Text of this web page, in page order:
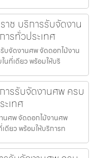
ช บริการรับจัดงาน
รทั่วประเทศ
บจัดงานศพ จัดดอกไม้งาน
นที่เดียว พร้อมให้บริ
ารรับจัดงานศพ ครบ
เทศ
นศพ จัดดอกไม้งานศพ
ดียว พร้อมให้บริการท